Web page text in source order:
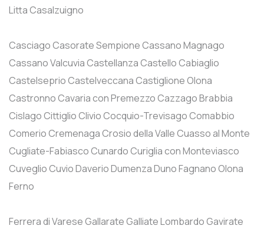
Litta Casalzuigno
Casciago Casorate Sempione Cassano Magnago
Cassano Valcuvia Castellanza Castello Cabiaglio
Castelseprio Castelveccana Castiglione Olona
Castronno Cavaria con Premezzo Cazzago Brabbia
Cislago Cittiglio Clivio Cocquio-Trevisago Comabbio
Comerio Cremenaga Crosio della Valle Cuasso al Monte
Cugliate-Fabiasco Cunardo Curiglia con Monteviasco
Cuveglio CuvioDaverioDumenzaDunoFagnano Olona
Ferno
Ferrera di Varese Gallarate Galliate Lombardo Gavirate